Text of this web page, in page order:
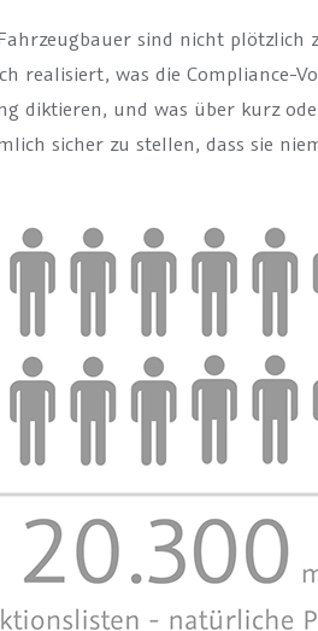
sind nicht plötzlich
realisiert, was die Compliance-
diktieren, und was über kurz
sicher zu stellen, dass sie